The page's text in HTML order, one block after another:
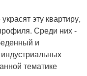
эту квартиру,
Среди них -
и
тематике